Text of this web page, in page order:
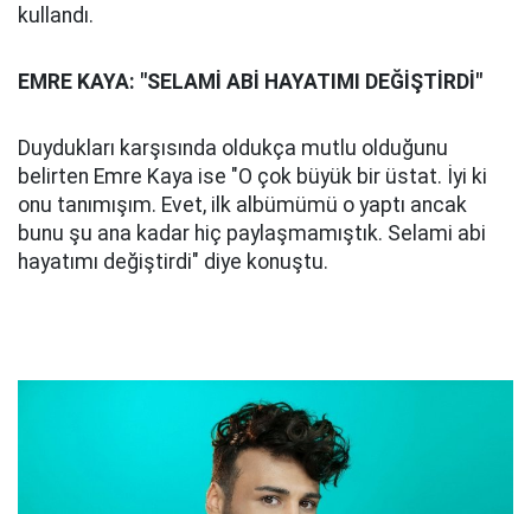
kullandı.
EMRE KAYA: "SELAMİ ABİ HAYATIMI DEĞİŞTİRDİ"
Duydukları karşısında oldukça mutlu olduğunu
belirten Emre Kaya ise "O çok büyük bir üstat. İyi ki
onu tanımışım. Evet, ilk albümümü o yaptı ancak
bunu şu ana kadar hiç paylaşmamıştık. Selami abi
hayatımı değiştirdi" diye konuştu.